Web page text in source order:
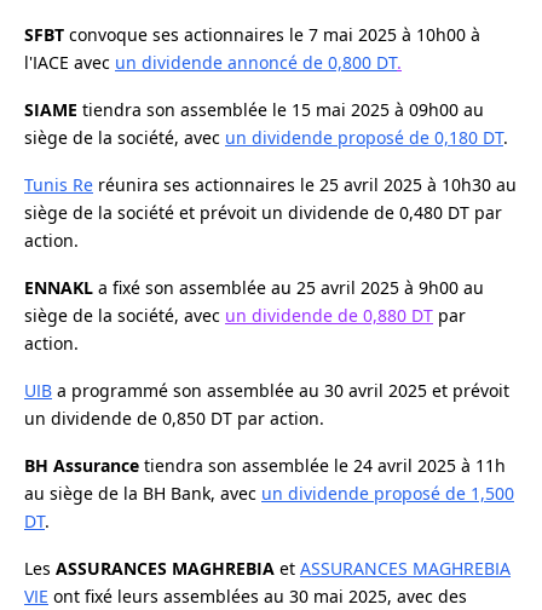
SFBT convoque ses actionnaires le 7 mai 2025 à 10h00 à
l'IACE avec un dividende annoncé de 0,800 DT.
SIAME tiendra son assemblée le 15 mai 2025 à 09h00 au
siège de la société, avec un dividende proposé de 0,180 DT.
Tunis Re réunira ses actionnaires le 25 avril 2025 à 10h30 au
siège de la société et prévoit un dividende de 0,480 DT par
action.
ENNAKL a fixé son assemblée au 25 avril 2025 à 9h00 au
siège de la société, avec un dividende de 0,880 DT par
action.
UIB a programmé son assemblée au 30 avril 2025 et prévoit
un dividende de 0,850 DT par action.
BH Assurance tiendra son assemblée le 24 avril 2025 à 11h
au siège de la BH Bank, avec un dividende proposé de 1,500
DT.
Les ASSURANCES MAGHREBIA et ASSURANCES MAGHREBIA
VIE ont fixé leurs assemblées au 30 mai 2025, avec des